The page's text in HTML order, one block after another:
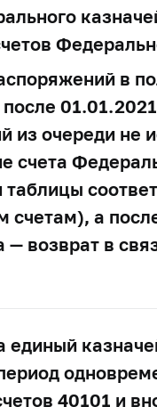
в
из очереди не
счета
таблицы
счетам), а
— возврат в
единый
40101 и